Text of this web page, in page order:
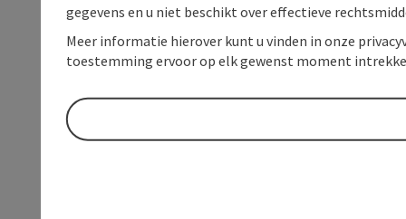
gegevens en u niet beschikt over effectieve
Meer informatie hierover kunt u vinden in onze
toestemming ervoor op elk gewenst moment